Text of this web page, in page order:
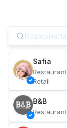
Safia
Retail
B&B